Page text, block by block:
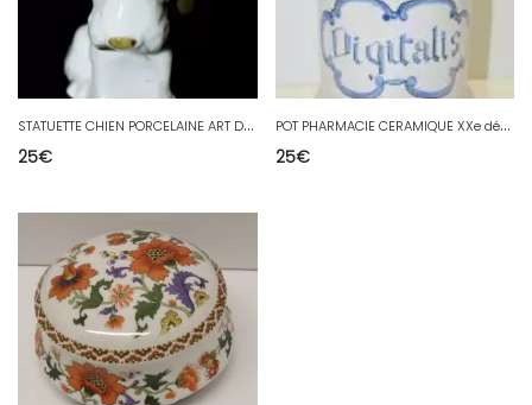
S
TATUETTE CHIEN PORCELAINE ART DECO POIVRIERE ou SALIERE POIVRE SEL COLLECTION
25€
P
OT PHARMACIE CERAMIQUE XXe décor peint marqué DIGITALIS collection déco vitrine
25€